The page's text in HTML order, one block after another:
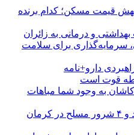
قیمت مسکن؛ کدام برنده
برای سلامت
دارو+نامه
قوت است
به وجود شما مباهات
وزارت اطلاعات: ۲۱ مزدور موساد و ۴ شرور مسلح در کرمان